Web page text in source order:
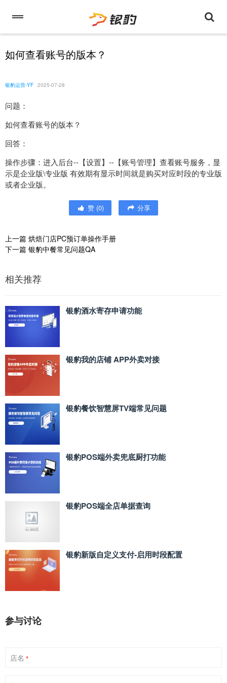
如何查看账号的版本？
银豹运营-YF 2025-07-28
问题：
如何查看账号的版本？
回答：
操作步骤：进入后台--【设置】--【账号管理】查看账号服务，显
示是企业版\专业版 有效期有显示时间就是购买对应时段的专业版
或者企业版。
赞 (0) 分享
上一篇 烘焙门店PC预订单操作手册
下一篇 银豹中餐常见问题QA
相关推荐
银豹酒水寄存申请功能
银豹我的店铺 APP外卖对接
银豹餐饮智慧屏TV端常见问题
银豹POS端外卖兜底厨打功能
银豹POS端全店单据查询
银豹新版自定义支付‑启用时段配置
参与讨论
店名 *